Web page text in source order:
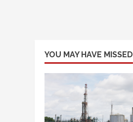
YOU MAY HAVE MISSED